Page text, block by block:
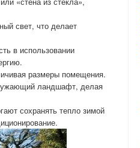
свет, что делает
в использовании
размеры помещения.
ландшафт, делая
сохранять тепло зимой